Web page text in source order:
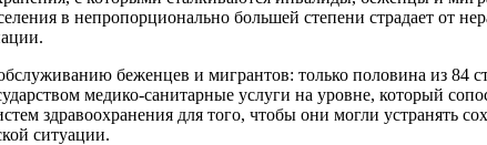
в непропорционально большей степени страдает от
беженцев и мигрантов: только половина из 84
медико-санитарные услуги на уровне, который
здравоохранения для того, чтобы они могли устранять
ситуации.